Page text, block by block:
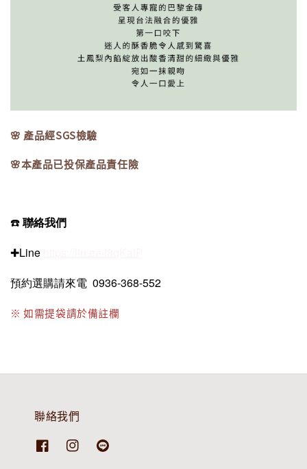
🌸 產品經SGS檢驗
🌸本產品已投保產品責任險
☎️聯絡我們
✚Line
預約選購請來電 0936-368-552
※ 如需提袋請於備註欄
聯絡我們